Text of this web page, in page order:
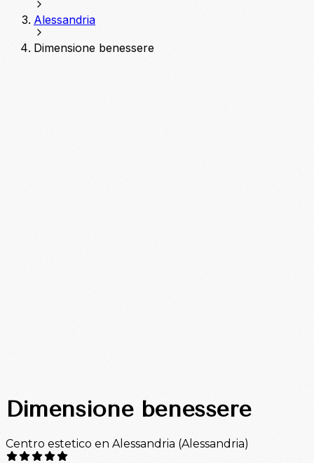
Alessandria
Dimensione benessere
Dimensione benessere
Centro estetico en Alessandria (Alessandria)